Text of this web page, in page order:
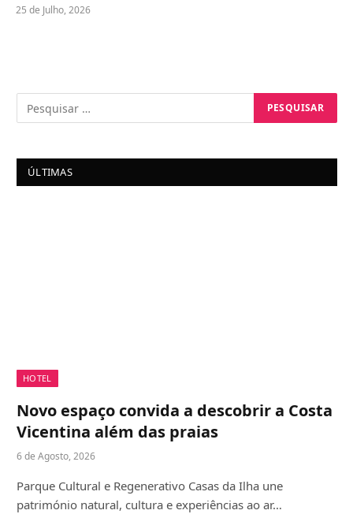
25 de Julho, 2026
ÚLTIMAS
HOTEL
Novo espaço convida a descobrir a Costa
Vicentina além das praias
6 de Agosto, 2026
Parque Cultural e Regenerativo Casas da Ilha une
património natural, cultura e experiências ao ar…